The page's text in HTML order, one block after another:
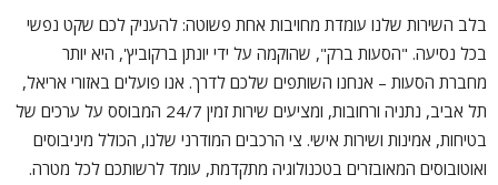
בלב השירות שלנו עומדת מחויבות אחת פשוטה: להעניק לכם שקט נפשי
בכל נסיעה. "הסעות ברק", שהוקמה על ידי יונתן ברקוביץ', היא יותר
מחברת הסעות – אנחנו השותפים שלכם לדרך. אנו פועלים באזורי אריאל,
תל אביב, נתניה ורחובות, ומציעים שירות זמין 24/7 המבוסס על ערכים של
בטיחות, אמינות ושירות אישי. צי הרכבים המודרני שלנו, הכולל מיניבוסים
ואוטובוסים המאובזרים בטכנולוגיה מתקדמת, עומד לרשותכם לכל מטרה.